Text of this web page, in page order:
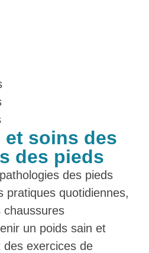
et soins des
des pieds
des pieds
pratiques quotidiennes,
chaussures
un poids sain et
exercices de